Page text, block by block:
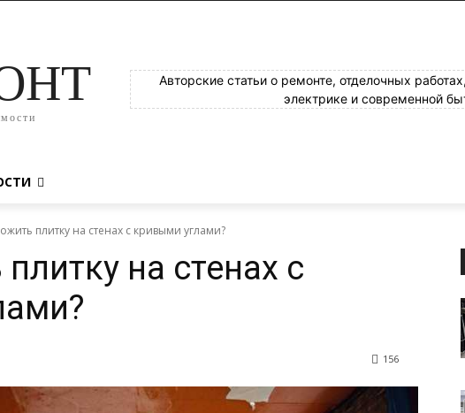
Авторские статьи о ремонте, отделочных
электрике и современной
плитку на стенах с кривыми углами?
на стенах с
156